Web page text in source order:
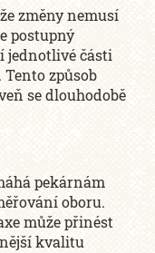
změny nemusí
postupný
jednotlivé části
způsob
se dlouhodobě
pekárnám
oboru.
může přinést
kvalitu